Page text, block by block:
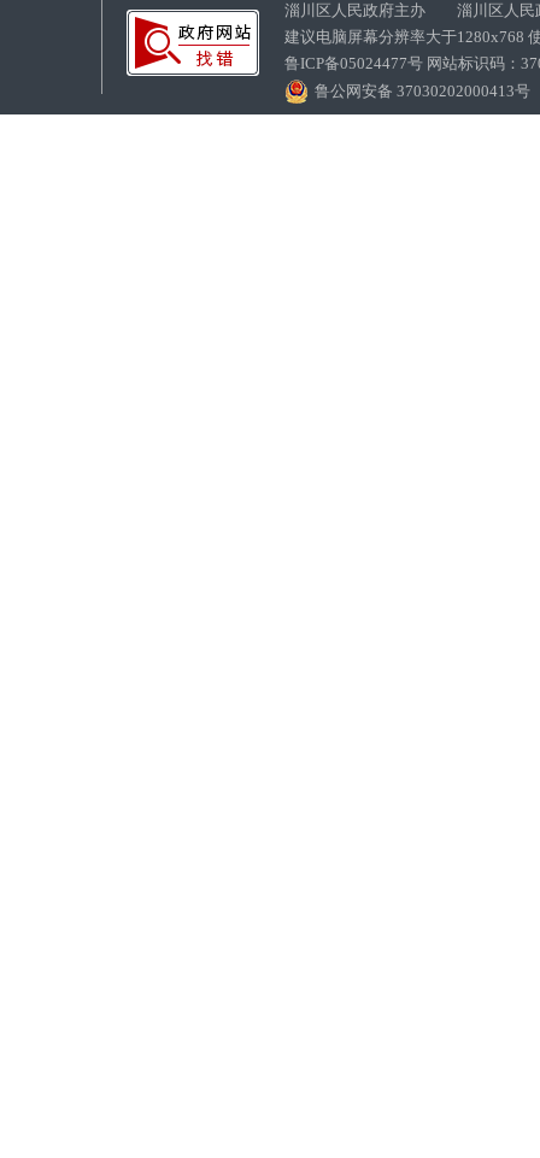
淄川区人民政府主办 淄川区人民
建议电脑屏幕分辨率大于1280x768
鲁ICP备05024477号 网站标识码：
鲁公网安备 37030202000413号